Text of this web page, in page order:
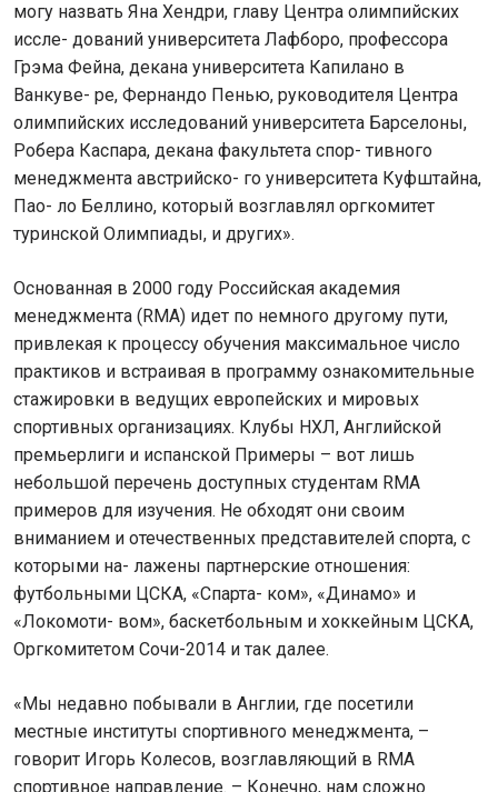
могу назвать Яна Хендри, главу Центра олимпийских
иссле- дований университета Лафборо, профессора
Грэма Фейна, декана университета Капилано в
Ванкуве- ре, Фернандо Пенью, руководителя Центра
олимпийских исследований университета Барселоны,
Робера Каспара, декана факультета спор- тивного
менеджмента австрийско- го университета Куфштайна,
Пао- ло Беллино, который возглавлял оргкомитет
туринской Олимпиады, и других».
Основанная в 2000 году Российская академия
менеджмента (RMA) идет по немного другому пути,
привлекая к процессу обучения максимальное число
практиков и встраивая в программу ознакомительные
стажировки в ведущих европейских и мировых
спортивных организациях. Клубы НХЛ, Английской
премьерлиги и испанской Примеры – вот лишь
небольшой перечень доступных студентам RMA
примеров для изучения. Не обходят они своим
вниманием и отечественных представителей спорта, с
которыми на- лажены партнерские отношения:
футбольными ЦСКА, «Спарта- ком», «Динамо» и
«Локомоти- вом», баскетбольным и хоккейным ЦСКА,
Оргкомитетом Сочи-2014 и так далее.
«Мы недавно побывали в Англии, где посетили
местные институты спортивного менеджмента, –
говорит Игорь Колесов, возглавляющий в RMA
спортивное направление. – Конечно, нам сложно